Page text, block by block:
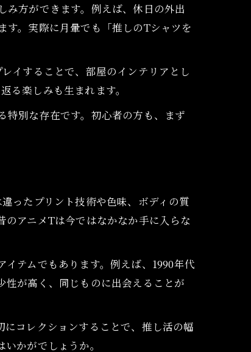
方ができます。例えば、休日の外出
。実際に月暈でも「推しのTシャツを
イすることで、部屋のインテリアとし
る楽しみも生まれます。
特別な存在です。初心者の方も、まず
ったプリント技術や色味、ボディの質
アニメTは今ではなかなか手に入らな
テムでもあります。例えば、1990年代
が高く、同じものに出会えることが
コレクションすることで、推し活の幅
かがでしょうか。